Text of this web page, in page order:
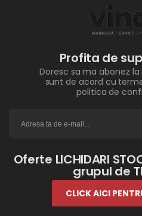
Profita de
Doresc sa ma abonez
sunt de acord cu
politica de
Oferte LICHIDARI
grupul de
CLICK AICI